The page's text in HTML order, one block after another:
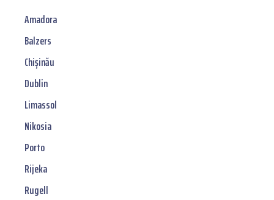
Amadora
Balzers
Chișinău
Dublin
Limassol
Nikosia
Porto
Rijeka
Rugell